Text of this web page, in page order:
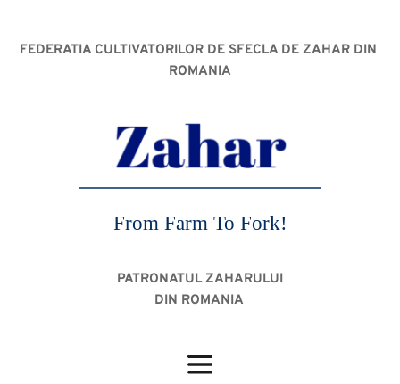
FEDERATIA CULTIVATORILOR DE SFECLA DE ZAHAR DIN
ROMANIA
From Farm To Fork!
PATRONATUL ZAHARULUI
DIN ROMANIA